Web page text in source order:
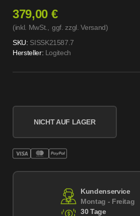
379,00 €
(inkl. MwSt., ggf. zzgl. Versand)
SKU: SISSK21587.7
Hersteller: Logitech
NICHT AUF LAGER
Kundenservice
Montag - Freitag
30 Tage